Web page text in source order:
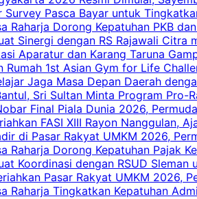
Survey Pasca Bayar untuk
Raharja Dorong Kepatuhan PKB
Sinergi dengan RS Rajawali Citra
Aparatur dan Karang Taruna
Rumah 1st Asian Gym for Life
Jaga Masa Depan Daerah
Sri Sultan Minta Program Pro-
Final Piala Dunia 2026,
FASI XIII Rayon Nanggulan,
di Pasar Rakyat UMKM 2026,
Raharja Dorong Kepatuhan Pajak
Koordinasi dengan RSUD
Pasar Rakyat UMKM 2026,
Raharja Tingkatkan Kepatuhan